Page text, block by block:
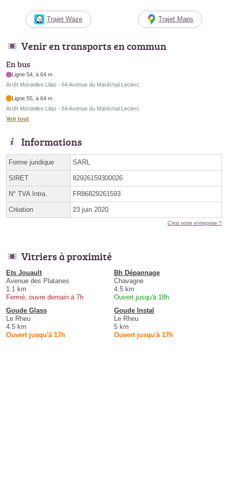
Trajet Waze Trajet Maps
Venir en transports en commun
En bus
Ligne 54, à 64 m
Arrêt Mordelles Lilas - 64 Avenue du Maréchal Leclerc
Ligne 55, à 64 m
Arrêt Mordelles Lilas - 64 Avenue du Maréchal Leclerc
Voir tout
Informations
Forme juridique SARL
SIRET 82926159300026
N° TVA Intra. FR86829261593
Création 23 juin 2020
C'est votre entreprise ?
Vitriers à proximité
Ets Jouault
Avenue des Platanes
1.1 km
Fermé, ouvre demain à 7h
Bh Dépannage
Chavagne
4.5 km
Ouvert jusqu'à 18h
Goude Glass
Le Rheu
4.5 km
Ouvert jusqu'à 17h
Goude Instal
Le Rheu
5 km
Ouvert jusqu'à 17h